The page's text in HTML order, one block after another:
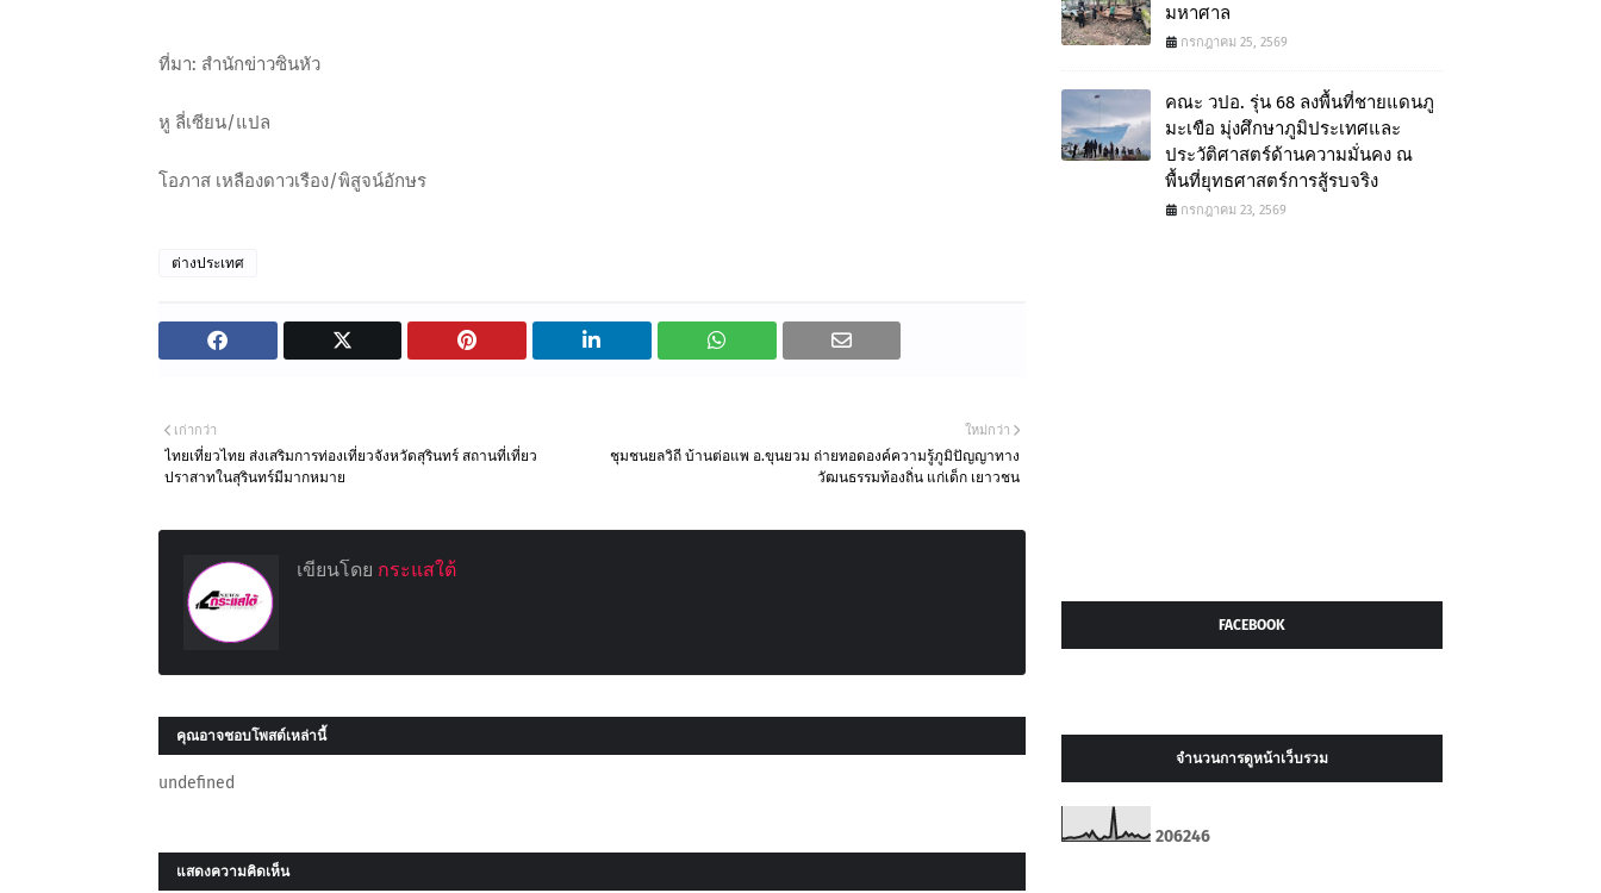
ที่มา: สำนักข่าวซินหัว
หู ลี่เซียน/แปล
โอภาส เหลืองดาวเรือง/พิสูจน์อักษร
ต่างประเทศ
ใหม่กว่า
ชุมชนยลวิถี บ้านต่อแพ อ.ขุนยวม ถ่ายทอดองค์ความรู้ภูมิปัญญาทาง
วัฒนธรรมท้องถิ่น แก่เด็ก เยาวชน
เก่ากว่า
ไทยเที่ยวไทย ส่งเสริมการท่องเที่ยวจังหวัดสุรินทร์ สถานที่เที่ยว
ปราสาทในสุรินทร์มีมากหมาย
เขียนโดย กระแสใต้
คุณอาจชอบโพสต์เหล่านี้
undefined
แสดงความคิดเห็น
มหาศาล
กรกฎาคม 25, 2569
คณะ วปอ. รุ่น 68 ลงพื้นที่ชายแดนภู
มะเขือ มุ่งศึกษาภูมิประเทศและ
ประวัติศาสตร์ด้านความมั่นคง ณ
พื้นที่ยุทธศาสตร์การสู้รบจริง
กรกฎาคม 23, 2569
FACEBOOK
จำนวนการดูหน้าเว็บรวม
206246